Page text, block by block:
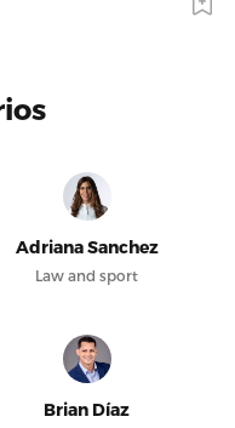
Adriana Sanchez
Law and sport
Brian Díaz